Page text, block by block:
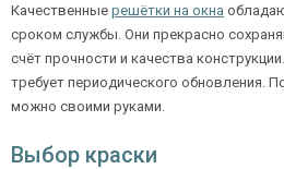
Установка
Галерея
Акции
Покупателям
Качественные решётки на окна
сроком службы. Они прекрасно
счёт прочности и качества
требует периодического обновления.
можно своими руками.
Выбор краски